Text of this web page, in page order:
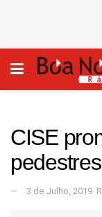
CISE
3 de Julho, 2019